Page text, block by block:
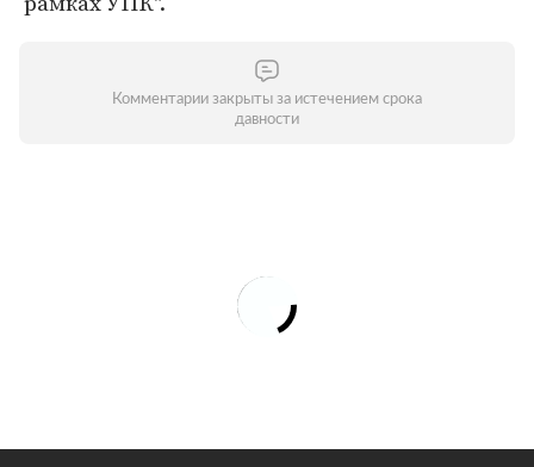
Комментарии закрыты за истечением срока
давности